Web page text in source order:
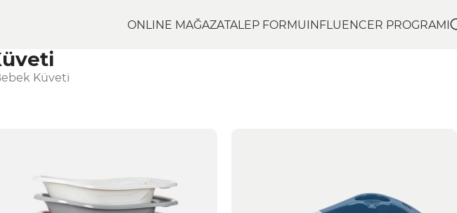
ONLINE MAĞAZATALEP FORMUINFLUENCER PROGRAMI
Küveti